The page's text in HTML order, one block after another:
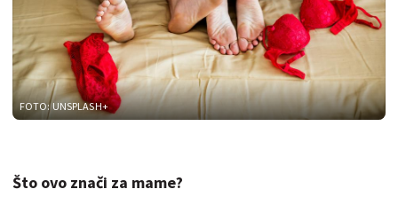
FOTO: UNSPLASH+
Što ovo znači za mame?